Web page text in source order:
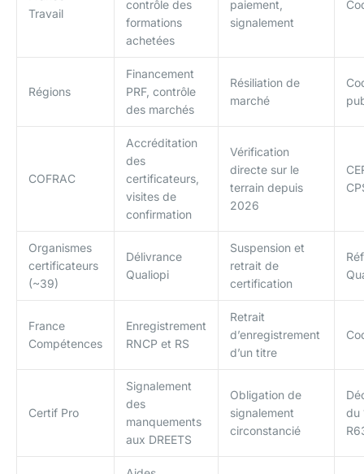
Travail
contrôle des
formations
achetées
paiement,
signalement
Régions
Financement
PRF, contrôle
des marchés
Résiliation de
marché
COFRAC
Accréditation
des
certificateurs,
visites de
confirmation
Vérification
directe sur le
terrain depuis
2026
Organismes
certificateurs
(~39)
Délivrance
Qualiopi
Suspension et
retrait de
certification
France
Compétences
Enregistrement
RNCP et RS
Retrait
d’enregistrement
d’un titre
Certif Pro
Signalement
des
manquements
aux DREETS
Obligation de
signalement
circonstancié
du